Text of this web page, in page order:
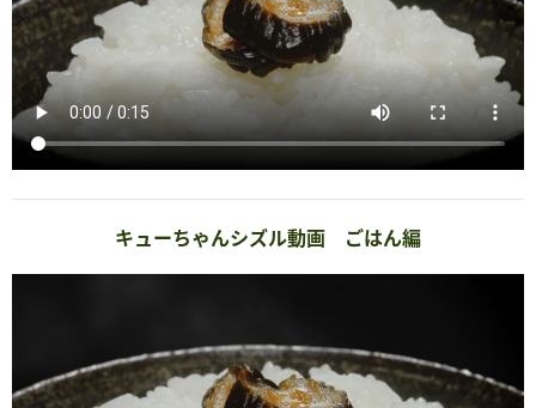
キューちゃんシズル動画 ごはん編